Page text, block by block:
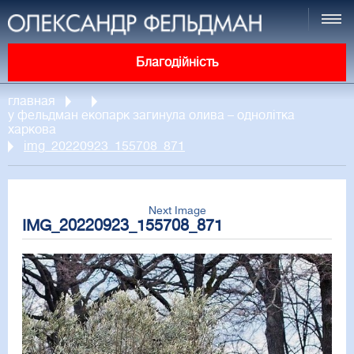
Благодійність
главная
у фельдман екопарк загинула олива – однолітка
харкова
img_20220923_155708_871
Next Image
IMG_20220923_155708_871